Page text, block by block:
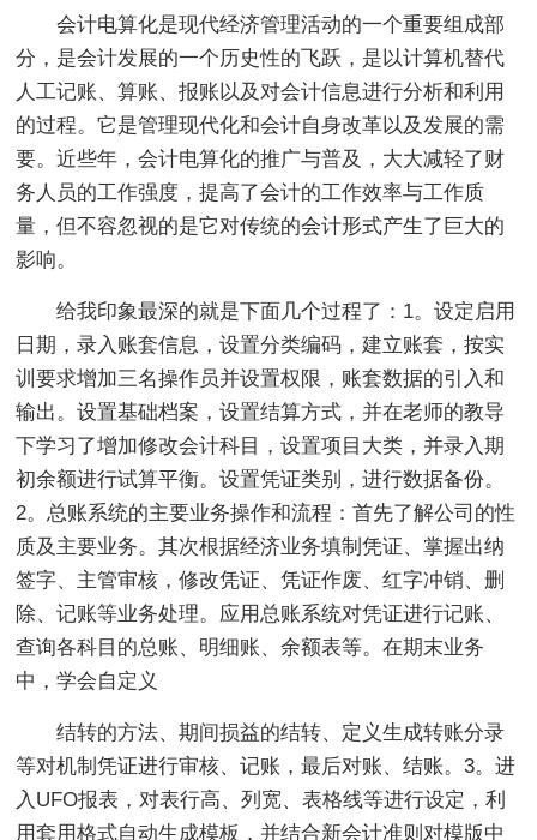
会计电算化是现代经济管理活动的一个重要组成部
分，是会计发展的一个历史性的飞跃，是以计算机替代
人工记账、算账、报账以及对会计信息进行分析和利用
的过程。它是管理现代化和会计自身改革以及发展的需
要。近些年，会计电算化的推广与普及，大大减轻了财
务人员的工作强度，提高了会计的工作效率与工作质
量，但不容忽视的是它对传统的会计形式产生了巨大的
影响。
给我印象最深的就是下面几个过程了：1。设定启用
日期，录入账套信息，设置分类编码，建立账套，按实
训要求增加三名操作员并设置权限，账套数据的引入和
输出。设置基础档案，设置结算方式，并在老师的教导
下学习了增加修改会计科目，设置项目大类，并录入期
初余额进行试算平衡。设置凭证类别，进行数据备份。
2。总账系统的主要业务操作和流程：首先了解公司的性
质及主要业务。其次根据经济业务填制凭证、掌握出纳
签字、主管审核，修改凭证、凭证作废、红字冲销、删
除、记账等业务处理。应用总账系统对凭证进行记账、
查询各科目的总账、明细账、余额表等。在期末业务
中，学会自定义
结转的方法、期间损益的结转、定义生成转账分录
等对机制凭证进行审核、记账，最后对账、结账。3。进
入UFO报表，对表行高、列宽、表格线等进行设定，利
用套用格式自动生成模板，并结合新会计准则对模版中